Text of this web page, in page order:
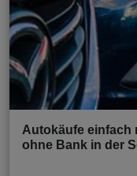
Autokäufe einfach
ohne Bank in der